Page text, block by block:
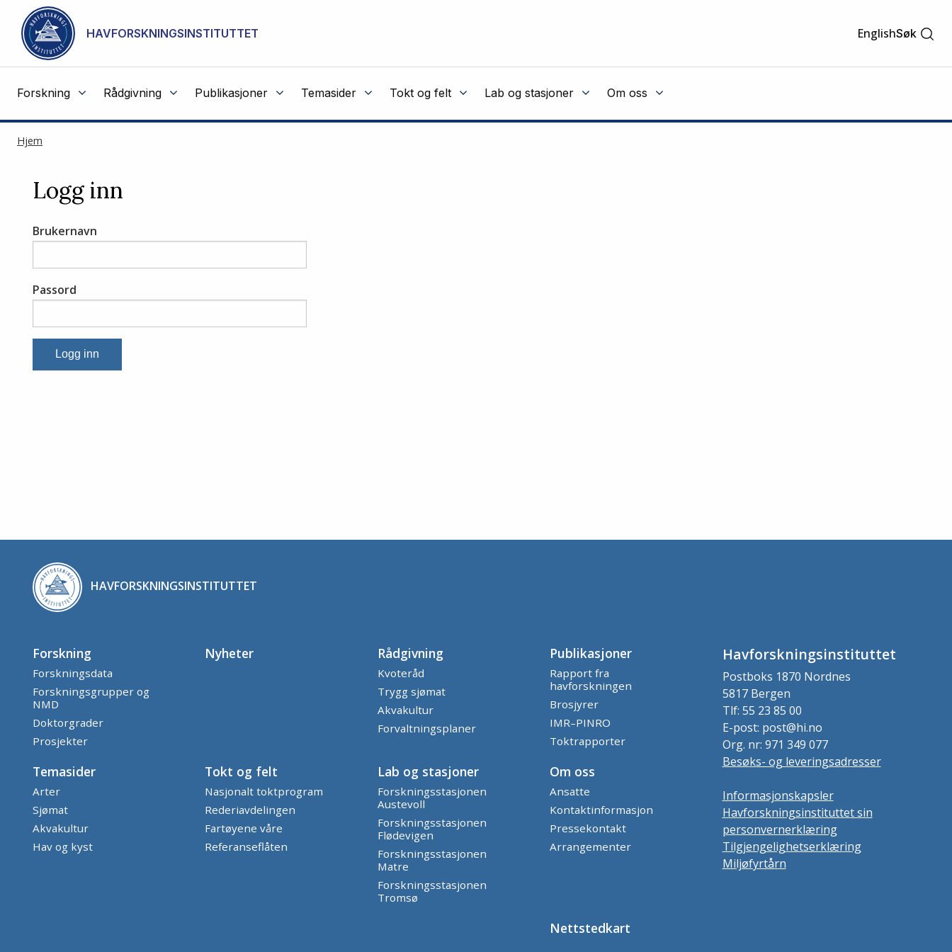
Gå til hovedinnhold
HAVFORSKNINGSINSTITUTTET EnglishSøk
Forskning Rådgivning Publikasjoner Temasider Tokt og felt Lab og stasjoner Om oss
Hjem
Logg inn
Brukernavn
Passord
Logg inn
HAVFORSKNINGSINSTITUTTET
Forskning
Forskningsdata
Forskningsgrupper og
NMD
Doktorgrader
Prosjekter
Nyheter Rådgivning
Kvoteråd
Trygg sjømat
Akvakultur
Forvaltningsplaner
Publikasjoner
Rapport fra
havforskningen
Brosjyrer
IMR–PINRO
Toktrapporter
Temasider
Arter
Sjømat
Akvakultur
Hav og kyst
Tokt og felt
Nasjonalt toktprogram
Rederiavdelingen
Fartøyene våre
Referanseflåten
Lab og stasjoner
Forskningsstasjonen
Austevoll
Forskningsstasjonen
Flødevigen
Forskningsstasjonen
Matre
Forskningsstasjonen
Tromsø
Om oss
Ansatte
Kontaktinformasjon
Pressekontakt
Arrangementer
Nettstedkart
Havforskningsinstituttet
Postboks 1870 Nordnes
5817 Bergen
Tlf: 55 23 85 00
E-post: post@hi.no
Org. nr: 971 349 077
Besøks- og leveringsadresser
Informasjonskapsler
Havforskningsinstituttet sin
personvernerklæring
Tilgjengelighetserklæring
Miljøfyrtårn